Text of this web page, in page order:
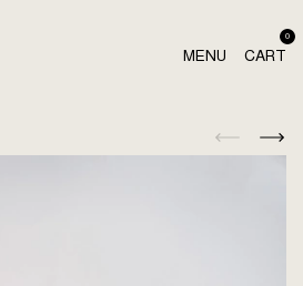
MENU CART
0